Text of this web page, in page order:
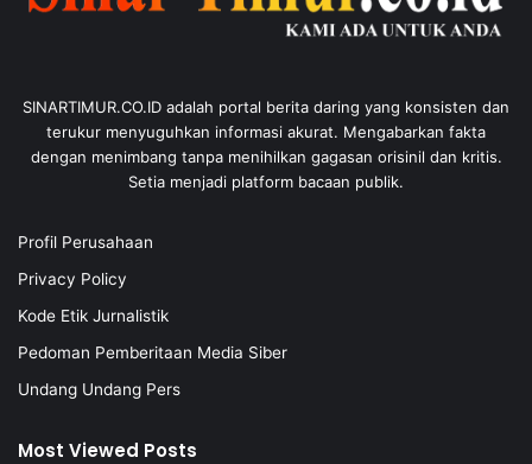
SINARTIMUR.CO.ID adalah portal berita daring yang konsisten dan
terukur menyuguhkan informasi akurat. Mengabarkan fakta
dengan menimbang tanpa menihilkan gagasan orisinil dan kritis.
Setia menjadi platform bacaan publik.
Profil Perusahaan
Privacy Policy
Kode Etik Jurnalistik
Pedoman Pemberitaan Media Siber
Undang Undang Pers
Most Viewed Posts